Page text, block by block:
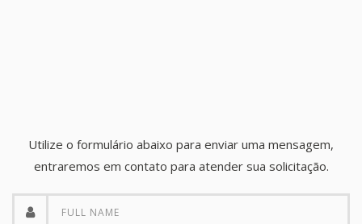
Utilize o formulário abaixo para enviar uma mensagem,
entraremos em contato para atender sua solicitação.